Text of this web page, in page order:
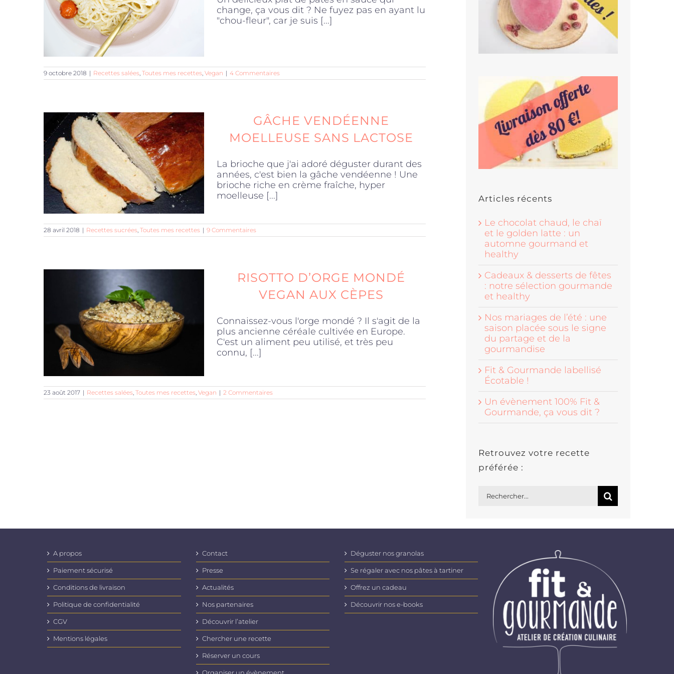
change, ça vous dit ? Ne fuyez pas en ayant lu
"chou-fleur", car je suis [...]
9 octobre 2018 | Recettes salées, Toutes mes recettes, Vegan | 4 Commentaires
GÂCHE VENDÉENNE
MOELLEUSE SANS LACTOSE
La brioche que j'ai adoré déguster durant des
années, c'est bien la gâche vendéenne ! Une
brioche riche en crème fraîche, hyper
moelleuse [...]
28 avril 2018 | Recettes sucrées, Toutes mes recettes | 9 Commentaires
RISOTTO D’ORGE MONDÉ
VEGAN AUX CÈPES
Connaissez-vous l'orge mondé ? Il s'agit de la
plus ancienne céréale cultivée en Europe.
C'est un aliment peu utilisé, et très peu
connu, [...]
23 août 2017 | Recettes salées, Toutes mes recettes, Vegan | 2 Commentaires
Articles récents
Le chocolat chaud, le chaï
et le golden latte : un
automne gourmand et
healthy
Cadeaux & desserts de fêtes
: notre sélection gourmande
et healthy
Nos mariages de l’été : une
saison placée sous le signe
du partage et de la
gourmandise
Fit & Gourmande labellisé
Écotable !
Un évènement 100% Fit &
Gourmande, ça vous dit ?
Retrouvez votre recette
préférée :
A propos
Paiement sécurisé
Conditions de livraison
Politique de confidentialité
CGV
Mentions légales
Contact
Presse
Actualités
Nos partenaires
Découvrir l’atelier
Chercher une recette
Réserver un cours
Déguster nos granolas
Se régaler avec nos pâtes à tartiner
Offrez un cadeau
Découvrir nos e-books